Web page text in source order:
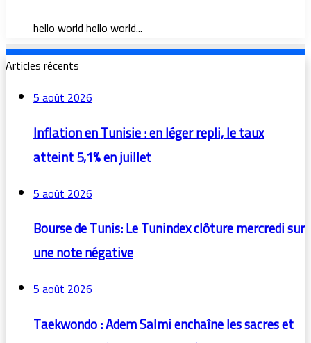
hello world hello world...
Articles récents
5 août 2026
Inflation en Tunisie : en léger repli, le taux
atteint 5,1% en juillet
5 août 2026
Bourse de Tunis: Le Tunindex clôture mercredi sur
une note négative
5 août 2026
Taekwondo : Adem Salmi enchaîne les sacres et